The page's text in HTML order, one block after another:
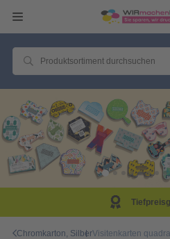
Tiefpreisgarantie!
Chromkarton, SilberVisitenkarten